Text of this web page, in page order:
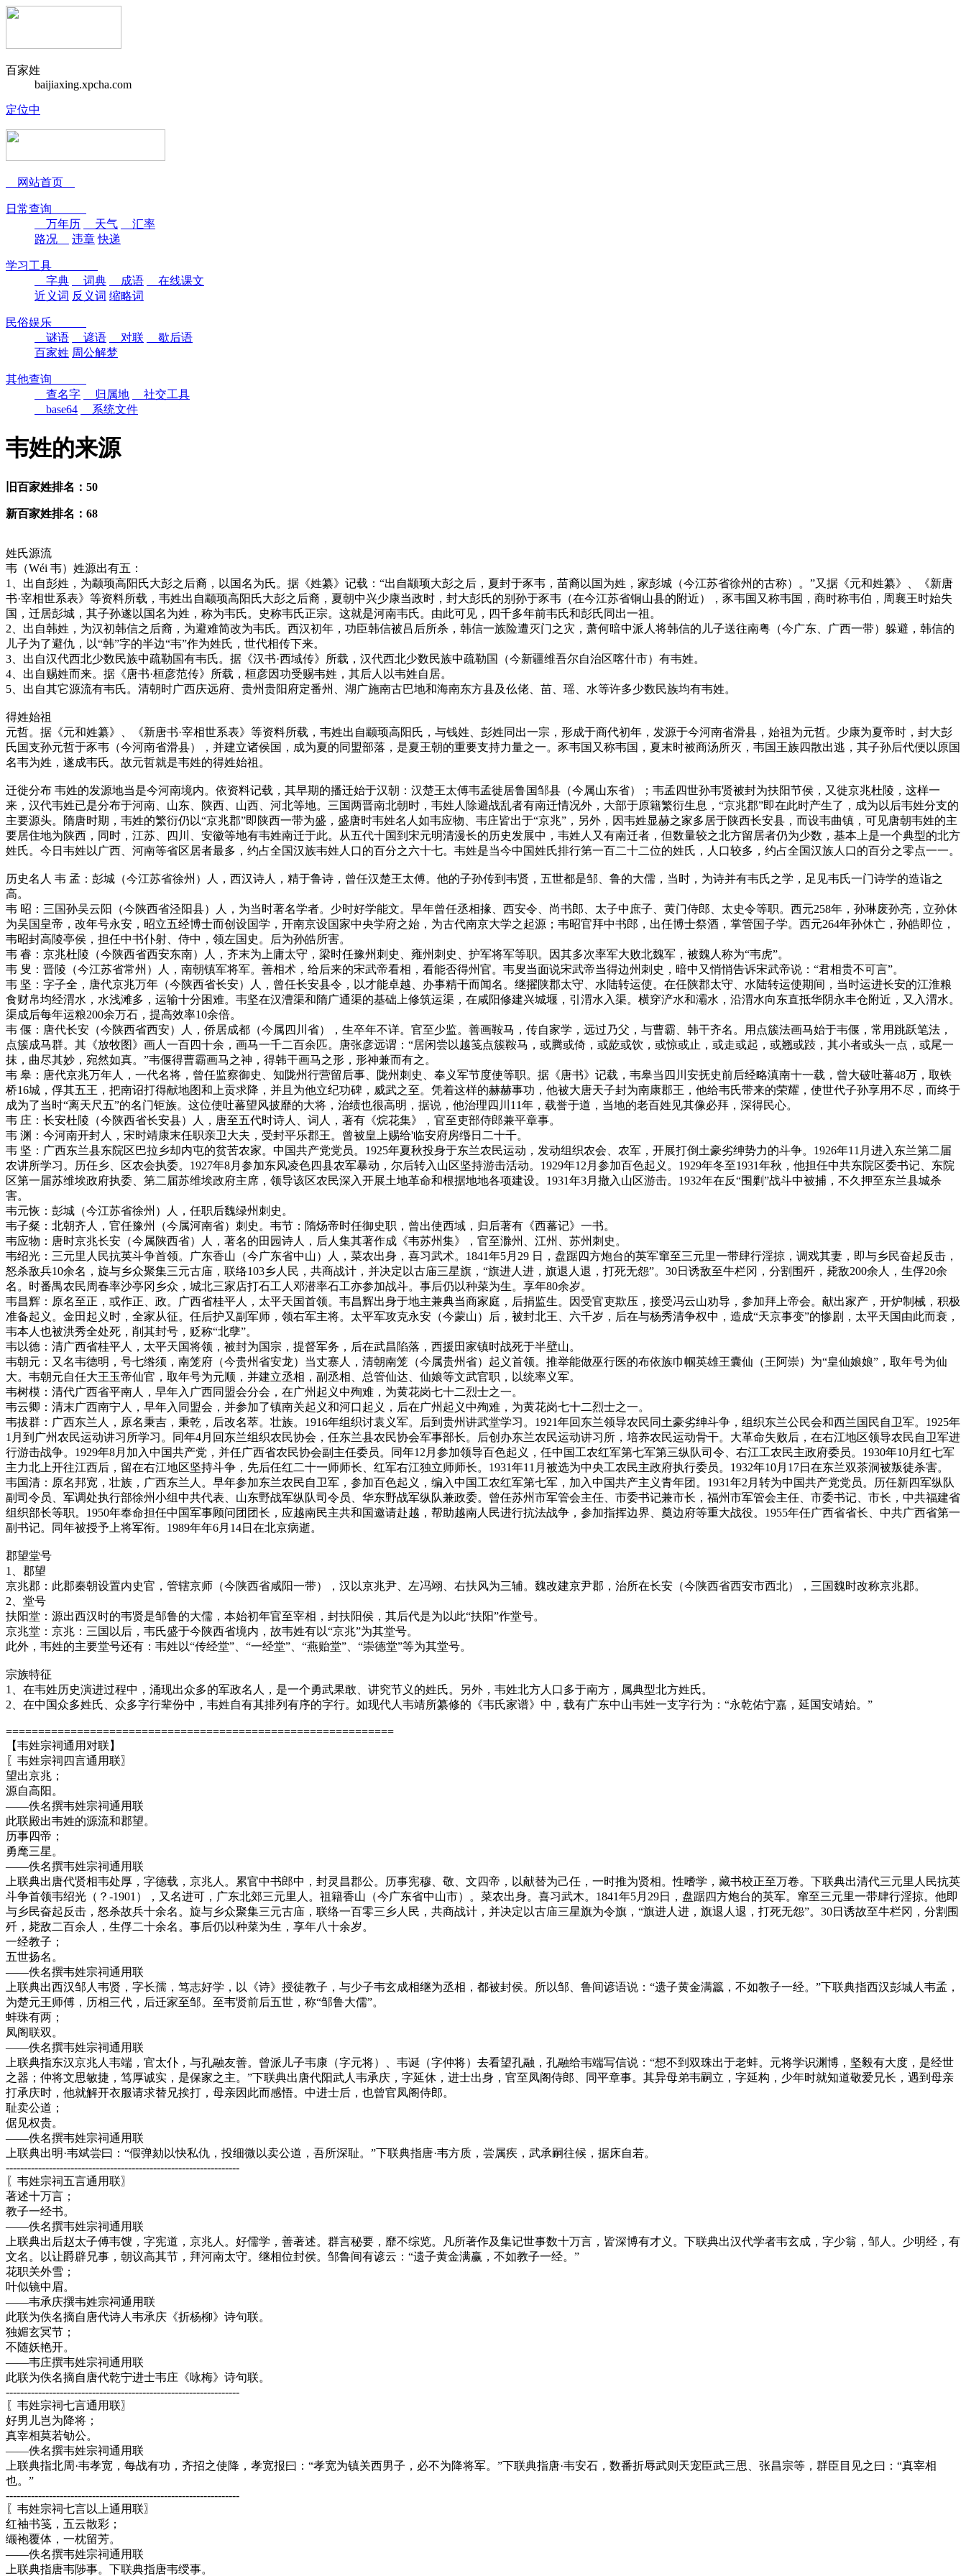
百家姓
baijiaxing.xpcha.com
定位中
网站首页
日常查询
万年历
天气
汇率
路况
违章 快递
学习工具
字典
词典 成语
在线课文
近义词 反义词 缩略词
民俗娱乐
谜语
谚语 对联
歇后语
百家姓 周公解梦
其他查询
查名字
归属地
社交工具
base64
系统文件
韦姓的来源
旧百家姓排名：50
新百家姓排名：68
姓氏源流
韦（Wéi 韦）姓源出有五：
1、出自彭姓，为颛顼高阳氏大彭之后裔，以国名为氏。据《姓纂》记载：“出自颛顼大彭之后，夏封于豕韦，苗裔以国为姓，家彭城（今江苏省徐州的古称）。”又据《元和姓纂》、《新唐
书·宰相世系表》等资料所载，韦姓出自颛顼高阳氏大彭之后裔，夏朝中兴少康当政时，封大彭氏的别孙于豕韦（在今江苏省铜山县的附近），豕韦国又称韦国，商时称韦伯，周襄王时始失
国，迁居彭城，其子孙遂以国名为姓，称为韦氏。史称韦氏正宗。这就是河南韦氏。由此可见，四千多年前韦氏和彭氏同出一祖。
2、出自韩姓，为汉初韩信之后裔，为避难简改为韦氏。西汉初年，功臣韩信被吕后所杀，韩信一族险遭灭门之灾，萧何暗中派人将韩信的儿子送往南粤（今广东、广西一带）躲避，韩信的
儿子为了避仇，以“韩”字的半边“韦”作为姓氏，世代相传下来。
3、出自汉代西北少数民族中疏勒国有韦氏。据《汉书·西域传》所载，汉代西北少数民族中疏勒国（今新疆维吾尔自治区喀什市）有韦姓。
4、出自赐姓而来。据《唐书·桓彦范传》所载，桓彦因功受赐韦姓，其后人以韦姓自居。
5、出自其它源流有韦氏。清朝时广西庆远府、贵州贵阳府定番州、湖广施南古巴地和海南东方县及仫佬、苗、瑶、水等许多少数民族均有韦姓。
得姓始祖
元哲。据《元和姓纂》、《新唐书·宰相世系表》等资料所载，韦姓出自颛顼高阳氏，与钱姓、彭姓同出一宗，形成于商代初年，发源于今河南省滑县，始祖为元哲。少康为夏帝时，封大彭
氏国支孙元哲于豕韦（今河南省滑县），并建立诸侯国，成为夏的同盟部落，是夏王朝的重要支持力量之一。豕韦国又称韦国，夏末时被商汤所灭，韦国王族四散出逃，其子孙后代便以原国
名韦为姓，遂成韦氏。故元哲就是韦姓的得姓始祖。
迁徙分布 韦姓的发源地当是今河南境内。依资料记载，其早期的播迁始于汉朝：汉楚王太傅韦孟徙居鲁国邹县（今属山东省）；韦孟四世孙韦贤被封为扶阳节侯，又徙京兆杜陵，这样一
来，汉代韦姓已是分布于河南、山东、陕西、山西、河北等地。三国两晋南北朝时，韦姓人除避战乱者有南迁情况外，大部于原籍繁衍生息，“京兆郡”即在此时产生了，成为以后韦姓分支的
主要源头。隋唐时期，韦姓的繁衍仍以“京兆郡”即陕西一带为盛，盛唐时韦姓名人如韦应物、韦庄皆出于“京兆”，另外，因韦姓显赫之家多居于陕西长安县，而设韦曲镇，可见唐朝韦姓的主
要居住地为陕西，同时，江苏、四川、安徽等地有韦姓南迁于此。从五代十国到宋元明清漫长的历史发展中，韦姓人又有南迁者，但数量较之北方留居者仍为少数，基本上是一个典型的北方
姓氏。今日韦姓以广西、河南等省区居者最多，约占全国汉族韦姓人口的百分之六十七。韦姓是当今中国姓氏排行第一百二十二位的姓氏，人口较多，约占全国汉族人口的百分之零点一一。
历史名人 韦 孟：彭城（今江苏省徐州）人，西汉诗人，精于鲁诗，曾任汉楚王太傅。他的子孙传到韦贤，五世都是邹、鲁的大儒，当时，为诗并有韦氏之学，足见韦氏一门诗学的造诣之
高。
韦 昭：三国孙吴云阳（今陕西省泾阳县）人，为当时著名学者。少时好学能文。早年曾任丞相掾、西安令、尚书郎、太子中庶子、黄门侍郎、太史令等职。西元258年，孙琳废孙亮，立孙休
为吴国皇帝，改年号永安，昭立五经博士而创设国学，开南京设国家中央学府之始，为古代南京大学之起源；韦昭官拜中书郎，出任博士祭酒，掌管国子学。西元264年孙休亡，孙皓即位，
韦昭封高陵亭侯，担任中书仆射、侍中，领左国史。后为孙皓所害。
韦 睿：京兆杜陵（今陕西省西安东南）人，齐末为上庸太守，梁时任豫州刺史、雍州刺史、护军将军等职。因其多次率军大败北魏军，被魏人称为“韦虎”。
韦 叟：晋陵（今江苏省常州）人，南朝镇军将军。善相术，给后来的宋武帝看相，看能否得州官。韦叟当面说宋武帝当得边州刺史，暗中又悄悄告诉宋武帝说：“君相贵不可言”。
韦 坚：字子全，唐代京兆万年（今陕西省长安）人，曾任长安县令，以才能卓越、办事精干而闻名。继擢陕郡太守、水陆转运使。在任陕郡太守、水陆转运使期间，当时运进长安的江淮粮
食财帛均经渭水，水浅滩多，运输十分困难。韦坚在汉漕渠和隋广通渠的基础上修筑运渠，在咸阳修建兴城堰，引渭水入渠。横穿浐水和灞水，沿渭水向东直抵华阴永丰仓附近，又入渭水。
渠成后每年运粮200余万石，提高效率10余倍。
韦 偃：唐代长安（今陕西省西安）人，侨居成都（今属四川省），生卒年不详。官至少监。善画鞍马，传自家学，远过乃父，与曹霸、韩干齐名。用点簇法画马始于韦偃，常用跳跃笔法，
点簇成马群。其《放牧图》画人一百四十余，画马一千二百余匹。唐张彦远谓：“居闲尝以越笺点簇鞍马，或腾或倚，或龁或饮，或惊或止，或走或起，或翘或跂，其小者或头一点，或尾一
抹，曲尽其妙，宛然如真。”韦偃得曹霸画马之神，得韩干画马之形，形神兼而有之。
韦 皋：唐代京兆万年人，一代名将，曾任监察御史、知陇州行营留后事、陇州刺史、奉义军节度使等职。据《唐书》记载，韦皋当四川安抚史前后经略滇南十一载，曾大破吐蕃48万，取铁
桥16城，俘其五王，把南诏打得献地图和上贡求降，并且为他立纪功碑，威武之至。凭着这样的赫赫事功，他被大唐天子封为南康郡王，他给韦氏带来的荣耀，使世代子孙享用不尽，而终于
成为了当时“离天尺五”的名门钜族。这位使吐蕃望风披靡的大将，治绩也很高明，据说，他治理四川11年，载誉于道，当地的老百姓见其像必拜，深得民心。
韦 庄：长安杜陵（今陕西省长安县）人，唐至五代时诗人、词人，著有《烷花集》，官至吏部侍郎兼平章事。
韦 渊：今河南开封人，宋时靖康末任职亲卫大夫，受封平乐郡王。曾被皇上赐给'临安府房缗日二十千。
韦 坚：广西东兰县东院区巴拉乡却内屯的贫苦农家。中国共产党党员。1925年夏秋投身于东兰农民运动，发动组织农会、农军，开展打倒土豪劣绅势力的斗争。1926年11月进入东兰第二届
农讲所学习。历任乡、区农会执委。1927年8月参加东风凌色四县农军暴动，尔后转入山区坚持游击活动。1929年12月参加百色起义。1929年冬至1931年秋，他担任中共东院区委书记、东院
区第一届苏维埃政府执委、第二届苏维埃政府主席，领导该区农民深入开展土地革命和根据地地各项建设。1931年3月撤入山区游击。1932年在反“围剿”战斗中被捕，不久押至东兰县城杀
害。
韦元恢：彭城（今江苏省徐州）人，任职后魏绿州刺史。
韦子粲：北朝齐人，官任豫州（今属河南省）刺史。韦节：隋炀帝时任御史职，曾出使西域，归后著有《西蕃记》一书。
韦应物：唐时京兆长安（今属陕西省）人，著名的田园诗人，后人集其著作成《韦苏州集》，官至滁州、江州、苏州刺史。
韦绍光：三元里人民抗英斗争首领。广东香山（今广东省中山）人，菜农出身，喜习武术。1841年5月29 日，盘踞四方炮台的英军窜至三元里一带肆行淫掠，调戏其妻，即与乡民奋起反击，
怒杀敌兵10余名，旋与乡众聚集三元古庙，联络103乡人民，共商战计，并决定以古庙三星旗，“旗进人进，旗退人退，打死无怨”。30日诱敌至牛栏冈，分割围歼，毙敌200余人，生俘20余
名。时番禺农民周春率沙亭冈乡众，城北三家店打石工人邓潜率石工亦参加战斗。事后仍以种菜为生。享年80余岁。
韦昌辉：原名至正，或作正、政。广西省桂平人，太平天国首领。韦昌辉出身于地主兼典当商家庭，后捐监生。因受官吏欺压，接受冯云山劝导，参加拜上帝会。献出家产，开炉制械，积极
准备起义。金田起义时，全家从征。任后护又副军师，领右军主将。太平军攻克永安（今蒙山）后，被封北王、六千岁，后在与杨秀清争权中，造成“天京事变”的惨剧，太平天国由此而衰，
韦本人也被洪秀全处死，削其封号，贬称“北孽”。
韦以德：清广西省桂平人，太平天国将领，被封为国宗，提督军务，后在武昌陷落，西援田家镇时战死于半壁山。
韦朝元：又名韦德明，号七绺须，南笼府（今贵州省安龙）当丈寨人，清朝南笼（今属贵州省）起义首领。推举能做巫行医的布依族巾帼英雄王囊仙（王阿崇）为“皇仙娘娘”，取年号为仙
大。韦朝元自任大王玉帝仙官，取年号为元顺，并建立丞相，副丞相、总管仙达、仙娘等文武官职，以统率义军。
韦树模：清代广西省平南人，早年入广西同盟会分会，在广州起义中殉难，为黄花岗七十二烈士之一。
韦云卿：清末广西南宁人，早年入同盟会，并参加了镇南关起义和河口起义，后在广州起义中殉难，为黄花岗七十二烈士之一。
韦拔群：广西东兰人，原名秉吉，秉乾，后改名萃。壮族。1916年组织讨袁义军。后到贵州讲武堂学习。1921年回东兰领导农民同土豪劣绅斗争，组织东兰公民会和西兰国民自卫军。1925年
1月到广州农民运动讲习所学习。同年4月回东兰组织农民协会，任东兰县农民协会军事部长。后创办东兰农民运动讲习所，培养农民运动骨干。大革命失败后，在右江地区领导农民自卫军进
行游击战争。1929年8月加入中国共产党，并任广西省农民协会副主任委员。同年12月参加领导百色起义，任中国工农红军第七军第三纵队司令、右江工农民主政府委员。1930年10月红七军
主力北上开往江西后，留在右江地区坚持斗争，先后任红二十一师师长、红军右江独立师师长。1931年11月被选为中央工农民主政府执行委员。1932年10月17日在东兰双茶洞被叛徒杀害。
韦国清：原名邦宽，壮族，广西东兰人。早年参加东兰农民自卫军，参加百色起义，编入中国工农红军第七军，加入中国共产主义青年团。1931年2月转为中国共产党党员。历任新四军纵队
副司令员、军调处执行部徐州小组中共代表、山东野战军纵队司令员、华东野战军纵队兼政委。曾任苏州市军管会主任、市委书记兼市长，福州市军管会主任、市委书记、市长，中共福建省
组织部长等职。1950年奉命担任中国军事顾问团团长，应越南民主共和国邀请赴越，帮助越南人民进行抗法战争，参加指挥边界、奠边府等重大战役。1955年任广西省省长、中共广西省第一
副书记。同年被授予上将军衔。1989年年6月14日在北京病逝。
郡望堂号
1、郡望
京兆郡：此郡秦朝设置内史官，管辖京师（今陕西省咸阳一带），汉以京兆尹、左冯翊、右扶风为三辅。魏改建京尹郡，治所在长安（今陕西省西安市西北），三国魏时改称京兆郡。
2、堂号
扶阳堂：源出西汉时的韦贤是邹鲁的大儒，本始初年官至宰相，封扶阳侯，其后代是为以此“扶阳”作堂号。
京兆堂：京兆：三国以后，韦氏盛于今陕西省境内，故韦姓有以“京兆”为其堂号。
此外，韦姓的主要堂号还有：韦姓以“传经堂”、“一经堂”、“燕贻堂”、“崇德堂”等为其堂号。
宗族特征
1、在韦姓历史演进过程中，涌现出众多的军政名人，是一个勇武果敢、讲究节义的姓氏。另外，韦姓北方人口多于南方，属典型北方姓氏。
2、在中国众多姓氏、众多字行辈份中，韦姓自有其排列有序的字行。如现代人韦靖所纂修的《韦氏家谱》中，载有广东中山韦姓一支字行为：“永乾佑宁嘉，延国安靖始。”
============================================================
【韦姓宗祠通用对联】
〖韦姓宗祠四言通用联〗
望出京兆；
源自高阳。
——佚名撰韦姓宗祠通用联
此联殿出韦姓的源流和郡望。
历事四帝；
勇麾三星。
——佚名撰韦姓宗祠通用联
上联典出唐代贤相韦处厚，字德载，京兆人。累官中书郎中，封灵昌郡公。历事宪穆、敬、文四帝，以献替为己任，一时推为贤相。性嗜学，藏书校正至万卷。下联典出清代三元里人民抗英
斗争首领韦绍光（？-1901），又名进可，广东北郊三元里人。祖籍香山（今广东省中山市）。菜农出身。喜习武木。1841年5月29日，盘踞四方炮台的英军。窜至三元里一带肆行淫掠。他即
与乡民奋起反击，怒杀故兵十余名。旋与乡众聚集三元古庙，联络一百零三乡人民，共商战计，并决定以古庙三星旗为令旗，“旗进人进，旗退人退，打死无怨”。30日诱故至牛栏冈，分割围
歼，毙敌二百余人，生俘二十余名。事后仍以种菜为生，享年八十余岁。
一经教子；
五世扬名。
——佚名撰韦姓宗祠通用联
上联典出西汉邹人韦贤，字长孺，笃志好学，以《诗》授徒教子，与少子韦玄成相继为丞相，都被封侯。所以邹、鲁间谚语说：“遗子黄金满籝，不如教子一经。”下联典指西汉彭城人韦孟，
为楚元王师傅，历相三代，后迁家至邹。至韦贤前后五世，称“邹鲁大儒”。
蚌珠有两；
凤阁联双。
——佚名撰韦姓宗祠通用联
上联典指东汉京兆人韦端，官太仆，与孔融友善。曾派儿子韦康（字元将）、韦诞（字仲将）去看望孔融，孔融给韦端写信说：“想不到双珠出于老蚌。元将学识渊博，坚毅有大度，是经世
之器；仲将文思敏捷，笃厚诚实，是保家之主。”下联典出唐代阳武人韦承庆，字延休，进士出身，官至凤阁侍郎、同平章事。其异母弟韦嗣立，字延构，少年时就知道敬爱兄长，遇到母亲
打承庆时，他就解开衣服请求替兄挨打，母亲因此而感悟。中进士后，也曾官凤阁侍郎。
耻卖公道；
倨见权贵。
——佚名撰韦姓宗祠通用联
上联典出明·韦斌尝曰：“假弹劾以快私仇，投细微以卖公道，吾所深耻。”下联典指唐·韦方质，尝属疾，武承嗣往候，据床自若。
-----------------------------------------------------------------
〖韦姓宗祠五言通用联〗
著述十万言；
教子一经书。
——佚名撰韦姓宗祠通用联
上联典出后赵太子傅韦馊，字宪道，京兆人。好儒学，善著述。群言秘要，靡不综览。凡所著作及集记世事数十万言，皆深博有才义。下联典出汉代学者韦玄成，字少翁，邹人。少明经，有
文名。以让爵辟兄事，朝议高其节，拜河南太守。继相位封侯。邹鲁间有谚云：“遗子黄金满赢，不如教子一经。”
花职关外雪；
叶似镜中眉。
——韦承庆撰韦姓宗祠通用联
此联为佚名摘自唐代诗人韦承庆《折杨柳》诗句联。
独媚玄冥节；
不随妖艳开。
——韦庄撰韦姓宗祠通用联
此联为佚名摘自唐代乾宁进士韦庄《咏梅》诗句联。
-----------------------------------------------------------------
〖韦姓宗祠七言通用联〗
好男儿岂为降将；
真宰相莫若劬公。
——佚名撰韦姓宗祠通用联
上联典指北周·韦孝宽，每战有功，齐招之使降，孝宽报曰：“孝宽为镇关西男子，必不为降将军。”下联典指唐·韦安石，数番折辱武则天宠臣武三思、张昌宗等，群臣目见之曰：“真宰相
也。”
-----------------------------------------------------------------
〖韦姓宗祠七言以上通用联〗
红袖书笺，五云散彩；
缬袍覆体，一枕留芳。
——佚名撰韦姓宗祠通用联
上联典指唐韦陟事。下联典指唐韦绶事。